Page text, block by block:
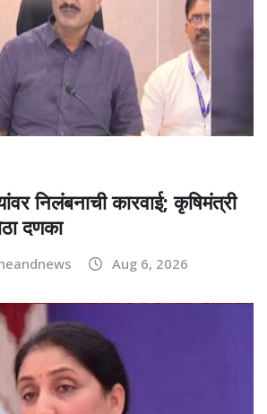
निलंबनाची कारवाई; कृषिमंत्री
दणका
Aug 6, 2026